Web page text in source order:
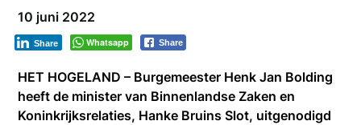
10 juni 2022
Whatsapp Share
Share
HET HOGELAND – Burgemeester Henk Jan Bolding
heeft de minister van Binnenlandse Zaken en
Koninkrijksrelaties, Hanke Bruins Slot, uitgenodigd